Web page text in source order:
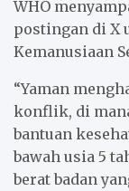
WHO
postingan di X
Kemanusiaan
“Yaman
konflik, di
bantuan
bawah usia 5
berat badan